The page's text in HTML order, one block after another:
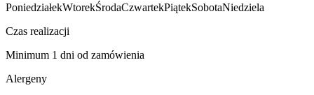
PoniedziałekWtorekŚrodaCzwartekPiątekSobotaNiedziela
Czas realizacji
Minimum 1 dni od zamówienia
Alergeny